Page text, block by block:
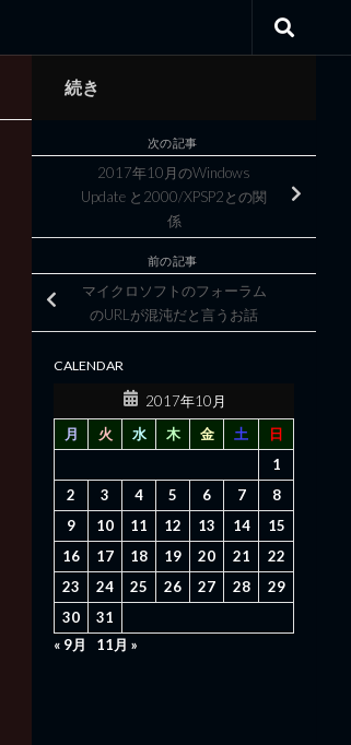
続き
次の記事
2017年10月のWindows
Update と2000/XPSP2との関
係
前の記事
マイクロソフトのフォーラム
のURLが混沌だと言うお話
CALENDAR
2017年10月
月
火 水 木 金 土
日
1
2
3 4 5 6 7
8
9
10 11 12 13 14
15
16
17 18 19 20 21
22
23
24 25 26 27 28
29
30
31
« 9月
11月 »